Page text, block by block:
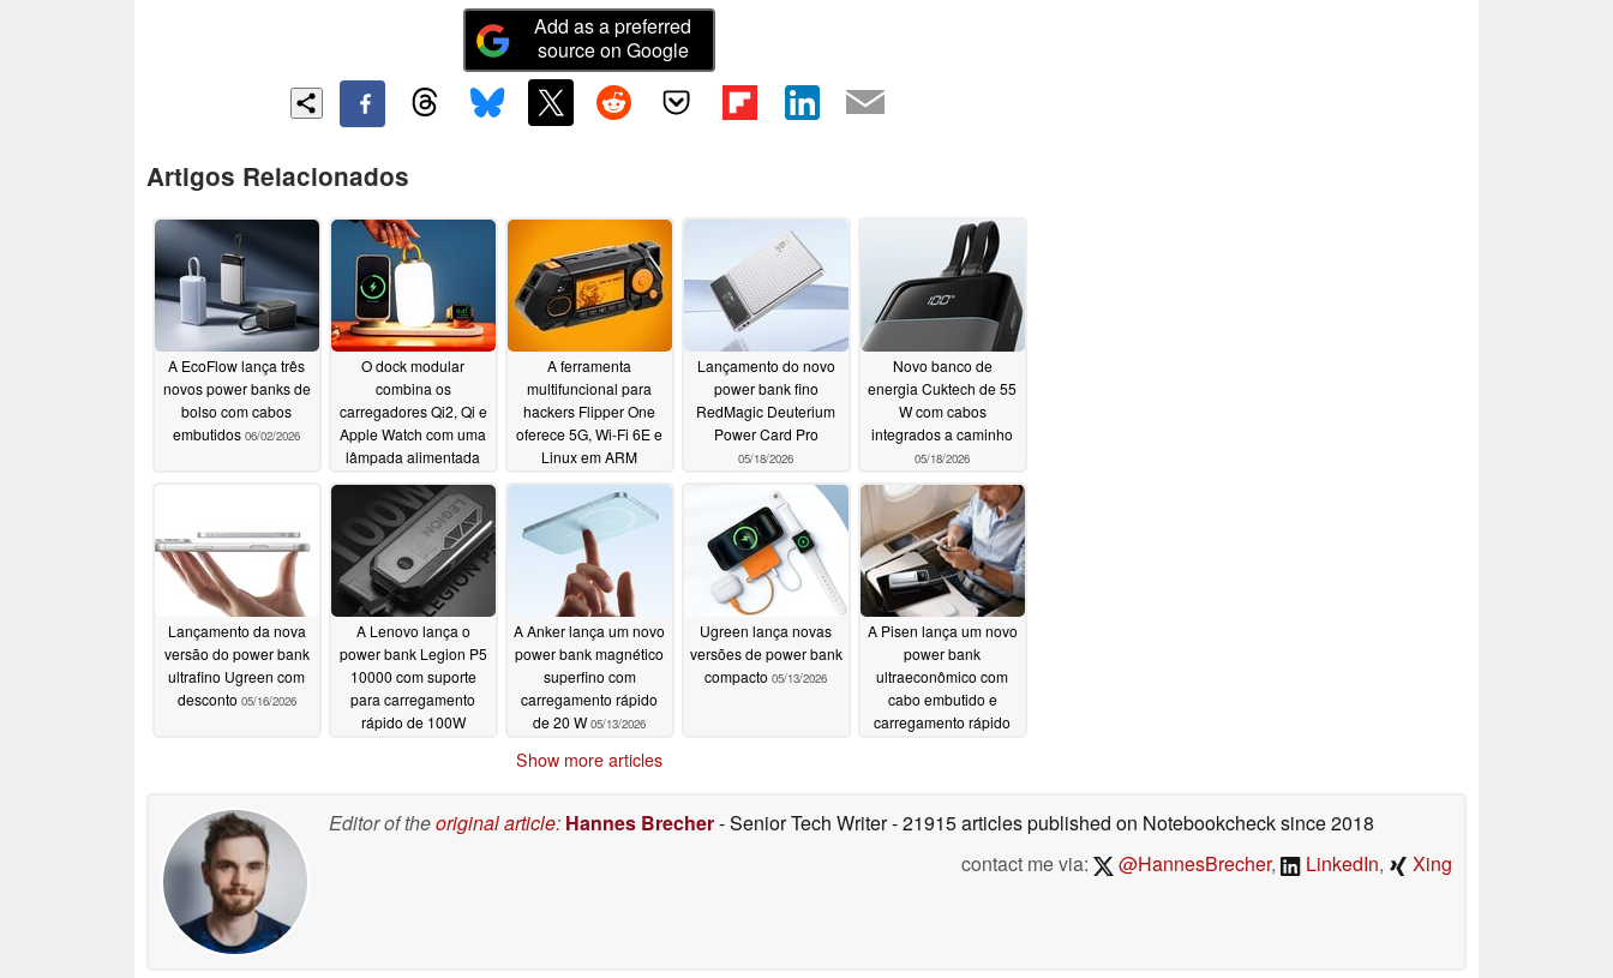
Add as a preferred
source on Google
Artigos Relacionados
A EcoFlow lança três
novos power banks de
bolso com cabos
embutidos 06/02/2026
O dock modular
combina os
carregadores Qi2, Qi e
Apple Watch com uma
lâmpada alimentada
05/28/2026
A ferramenta
multifuncional para
hackers Flipper One
oferece 5G, Wi-Fi 6E e
Linux em ARM
05/21/2026
Lançamento do novo
power bank fino
RedMagic Deuterium
Power Card Pro
05/18/2026
Novo banco de
energia Cuktech de 55
W com cabos
integrados a caminho
05/18/2026
Lançamento da nova
versão do power bank
ultrafino Ugreen com
desconto 05/16/2026
A Lenovo lança o
power bank Legion P5
10000 com suporte
para carregamento
rápido de 100W
A Anker lança um novo
power bank magnético
superfino com
carregamento rápido
de 20 W05/13/2026
Ugreen lança novas
versões de power bank
compacto 05/13/2026
A Pisen lança um novo
power bank
ultraeconômico com
cabo embutido e
carregamento rápido
Show more articles
Editor of theoriginal article: Hannes Brecher- Senior Tech Writer- 21915 articles published on Notebookchecksince 2018
contact me via:
@HannesBrecher, LinkedIn, Xing